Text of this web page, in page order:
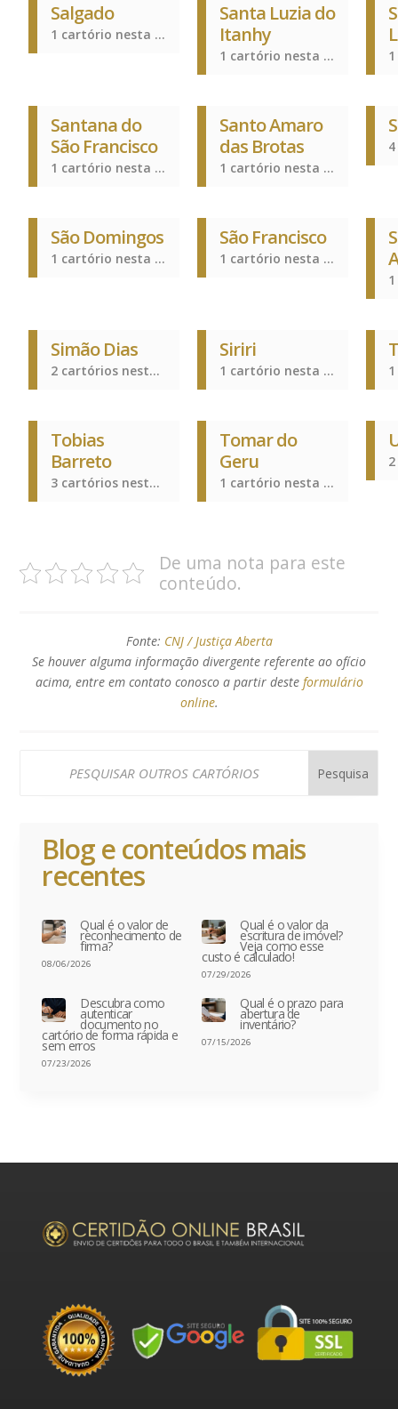
Salgado
1 cartório nesta cidade
Santa Luzia do
Itanhy
1 cartório nesta cidade
Santana do
São Francisco
1 cartório nesta cidade
Santo Amaro
das Brotas
1 cartório nesta cidade
São Domingos
1 cartório nesta cidade
São Francisco
1 cartório nesta cidade
Simão Dias
2 cartórios nesta cidade
Siriri
1 cartório nesta cidade
Tobias
Barreto
3 cartórios nesta cidade
Tomar do
Geru
1 cartório nesta cidade
De uma nota para este
conteúdo.
Fonte: CNJ / Justiça Aberta
Se houver alguma informação divergente referente ao ofício
acima, entre em contato conosco a partir deste formulário
online.
Blog e conteúdos mais
recentes
Qual é o valor de
reconhecimento de
firma?
08/06/2026
Qual é o valor da
escritura de imóvel?
Veja como esse
custo é calculado!
07/29/2026
Descubra como
autenticar
documento no
cartório de forma rápida e
sem erros
07/23/2026
Qual é o prazo para
abertura de
inventário?
07/15/2026